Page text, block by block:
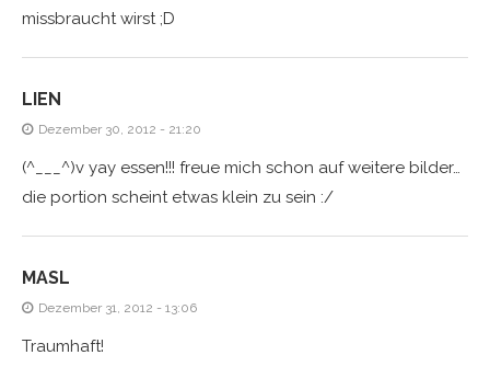
missbraucht wirst ;D
LIEN
Dezember 30, 2012 - 21:20
(^___^)v yay essen!!! freue mich schon auf weitere bilder…
die portion scheint etwas klein zu sein :/
MASL
Dezember 31, 2012 - 13:06
Traumhaft!